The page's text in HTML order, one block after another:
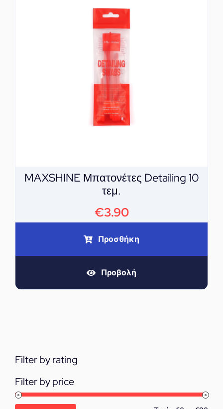
MAXSHINE Μπατονέτες Detailing 10
τεμ.
€3.90
Προσθήκη
Προβολή
Filter by rating
Filter by price